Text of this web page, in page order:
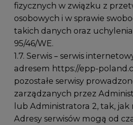
fizycznych w związku z
osobowych i w sprawie
takich danych oraz
95/46/WE.
1.7. Serwis – serwis
adresem https://epp-
pozostałe serwisy
zarządzanych przez
lub Administratora 2, tak, jak
Adresy serwisów mogą od